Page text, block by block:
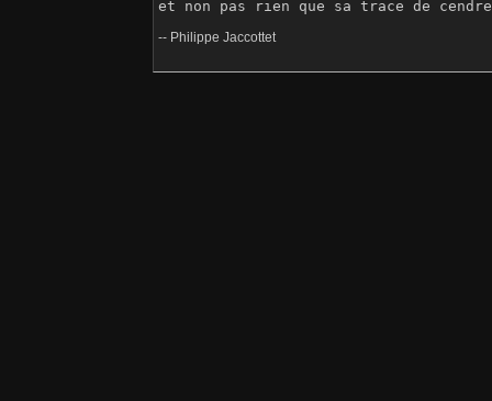
-- Philippe Jaccottet